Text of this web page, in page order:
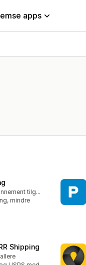
apps
Gratis abonnement tilgængeligt
mindre
Shipping